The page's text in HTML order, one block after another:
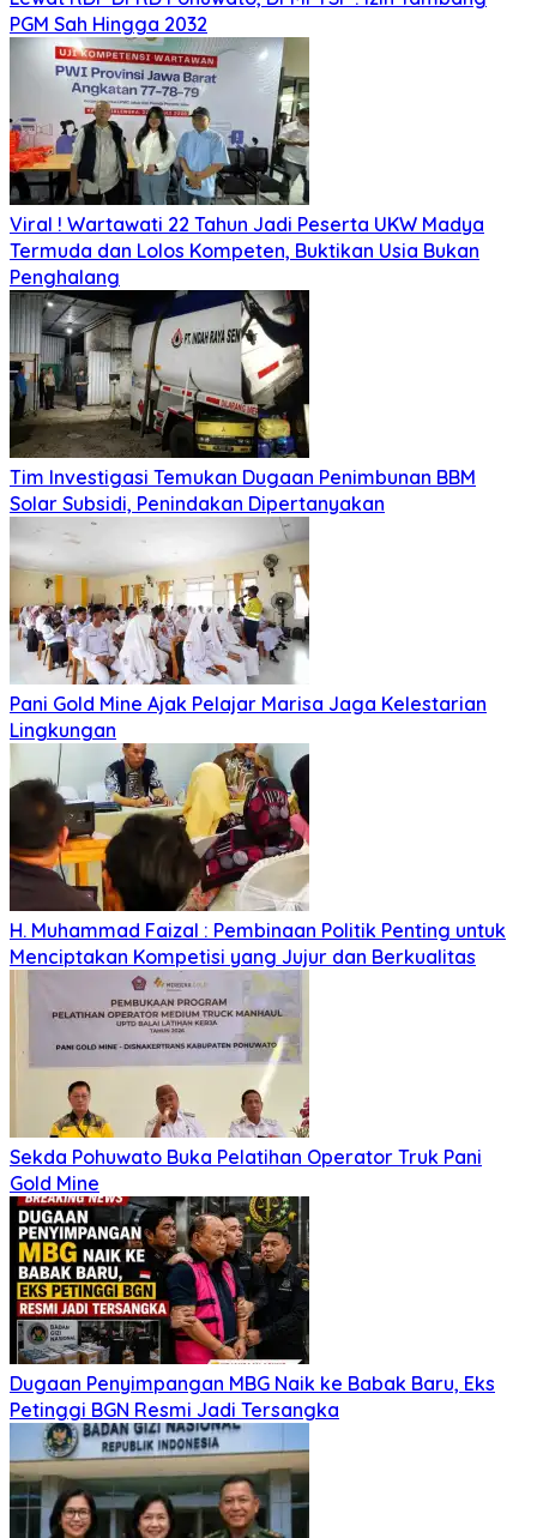
PGM Sah Hingga 2032
Viral ! Wartawati 22 Tahun Jadi Peserta UKW Madya
Termuda dan Lolos Kompeten, Buktikan Usia Bukan
Penghalang
Tim Investigasi Temukan Dugaan Penimbunan BBM
Solar Subsidi, Penindakan Dipertanyakan
Pani Gold Mine Ajak Pelajar Marisa Jaga Kelestarian
Lingkungan
H. Muhammad Faizal : Pembinaan Politik Penting untuk
Menciptakan Kompetisi yang Jujur dan Berkualitas
Sekda Pohuwato Buka Pelatihan Operator Truk Pani
Gold Mine
Dugaan Penyimpangan MBG Naik ke Babak Baru, Eks
Petinggi BGN Resmi Jadi Tersangka